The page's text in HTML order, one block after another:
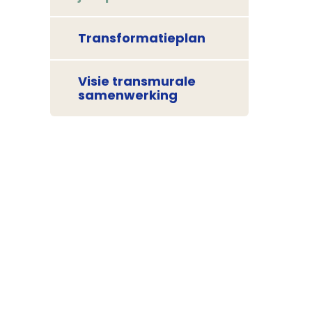
Transformatieplan
Visie transmurale
samenwerking